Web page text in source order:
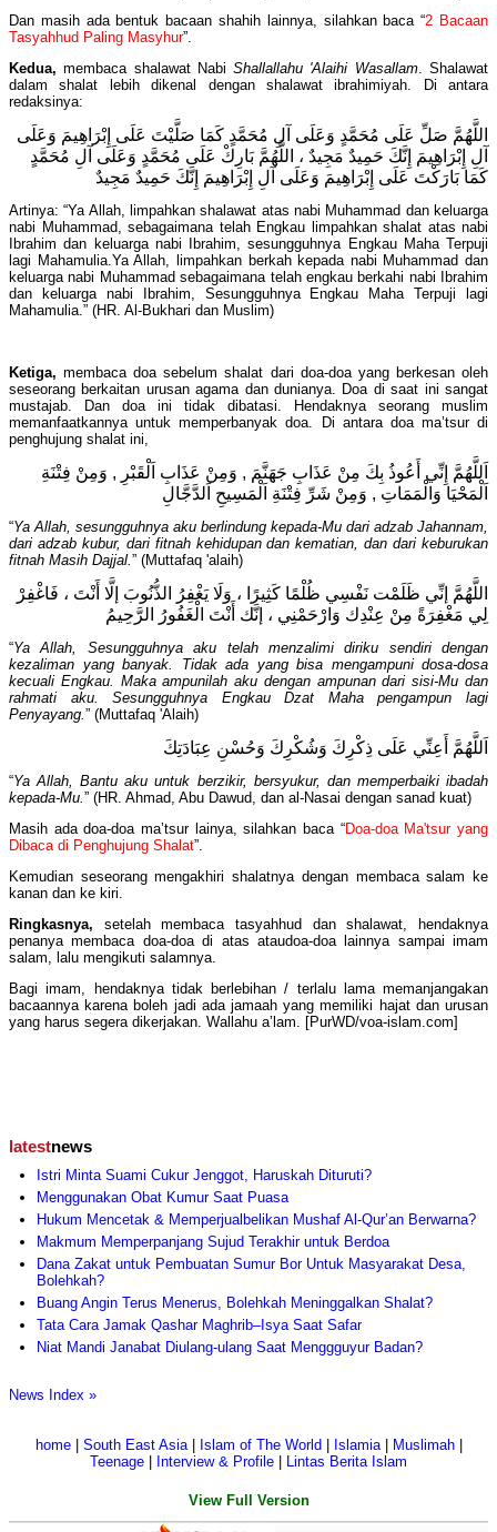
Dan masih ada bentuk bacaan shahih lainnya, silahkan baca “2 Bacaan
Tasyahhud Paling Masyhur”.
Kedua,membaca shalawat NabiShallallahu 'Alaihi Wasallam. Shalawat
dalam shalat lebih dikenal dengan shalawat ibrahimiyah. Di antara
redaksinya:
اللَّهُمَّ صَلِّ عَلَى مُحَمَّدٍ وَعَلَى آلِ مُحَمَّدٍ كَمَا صَلَّيْتَ عَلَى إِبْرَاهِيمَ وَعَلَى
آلِ إِبْرَاهِيمَ إِنَّكَ حَمِيدٌ مَجِيدٌ ، اللَّهُمَّ بَارِكْ عَلَى مُحَمَّدٍ وَعَلَى آلِ مُحَمَّدٍ
كَمَا بَارَكْتَ عَلَى إِبْرَاهِيمَ وَعَلَى آلِ إِبْرَاهِيمَ إِنَّكَ حَمِيدٌ مَجِيدٌ
Artinya: “Ya Allah, limpahkan shalawat atas nabi Muhammad dan keluarga
nabi Muhammad, sebagaimana telah Engkau limpahkan shalat atas nabi
Ibrahim dan keluarga nabi Ibrahim, sesungguhnya Engkau Maha Terpuji
lagi Mahamulia.Ya Allah, limpahkan berkah kepada nabi Muhammad dan
keluarga nabi Muhammad sebagaimana telah engkau berkahi nabi Ibrahim
dan keluarga nabi Ibrahim, Sesungguhnya Engkau Maha Terpuji lagi
Mahamulia.” (HR. Al-Bukhari dan Muslim)
Ketiga, membaca doa sebelum shalat dari doa-doa yang berkesan oleh
seseorang berkaitan urusan agama dan dunianya. Doa di saat ini sangat
mustajab. Dan doa ini tidak dibatasi. Hendaknya seorang muslim
memanfaatkannya untuk memperbanyak doa. Di antara doa ma’tsur di
penghujung shalat ini,
اَللَّهُمَّ إِنِّي أَعُوذُ بِكَ مِنْ عَذَابِ جَهَنَّمَ , وَمِنْ عَذَابِ اَلْقَبْرِ , وَمِنْ فِتْنَةِ
اَلْمَحْيَا وَالْمَمَاتِ , وَمِنْ شَرِّ فِتْنَةِ اَلْمَسِيحِ اَلدَّجَّالِ
“Ya Allah, sesungguhnya aku berlindung kepada-Mu dari adzab Jahannam,
dari adzab kubur, dari fitnah kehidupan dan kematian, dan dari keburukan
fitnah Masih Dajjal.” (Muttafaq 'alaih)
اللَّهُمَّ إنِّي ظَلَمْت نَفْسِي ظُلْمًا كَثِيرًا ، وَلَا يَغْفِرُ الذُّنُوبَ إلَّا أَنْتَ ، فَاغْفِرْ
لِي مَغْفِرَةً مِنْ عِنْدِك وَارْحَمْنِي ، إنَّك أَنْتَ الْغَفُورُ الرَّحِيمُ
“Ya Allah, Sesungguhnya aku telah menzalimi diriku sendiri dengan
kezaliman yang banyak. Tidak ada yang bisa mengampuni dosa-dosa
kecuali Engkau. Maka ampunilah aku dengan ampunan dari sisi-Mu dan
rahmati aku. Sesungguhnya Engkau Dzat Maha pengampun lagi
Penyayang.” (Muttafaq 'Alaih)
اَللَّهُمَّ أَعِنِّي عَلَى ذِكْرِكَ وَشُكْرِكَ وَحُسْنِ عِبَادَتِكَ
“Ya Allah, Bantu aku untuk berzikir, bersyukur, dan memperbaiki ibadah
kepada-Mu.” (HR. Ahmad, Abu Dawud, dan al-Nasai dengan sanad kuat)
Masih ada doa-doa ma’tsur lainya, silahkan baca “Doa-doa Ma'tsur yang
Dibaca di Penghujung Shalat”.
Kemudian seseorang mengakhiri shalatnya dengan membaca salam ke
kanan dan ke kiri.
Ringkasnya, setelah membaca tasyahhud dan shalawat, hendaknya
penanya membaca doa-doa di atas ataudoa-doa lainnya sampai imam
salam, lalu mengikuti salamnya.
Bagi imam, hendaknya tidak berlebihan / terlalu lama memanjangakan
bacaannya karena boleh jadi ada jamaah yang memiliki hajat dan urusan
yang harus segera dikerjakan. Wallahu a’lam. [PurWD/voa-islam.com]
latestnews
Istri Minta Suami Cukur Jenggot, Haruskah Dituruti?
Menggunakan Obat Kumur Saat Puasa
Hukum Mencetak & Memperjualbelikan Mushaf Al-Qur’an Berwarna?
Makmum Memperpanjang Sujud Terakhir untuk Berdoa
Dana Zakat untuk Pembuatan Sumur Bor Untuk Masyarakat Desa,
Bolehkah?
Buang Angin Terus Menerus, Bolehkah Meninggalkan Shalat?
Tata Cara Jamak Qashar Maghrib–Isya Saat Safar
Niat Mandi Janabat Diulang-ulang Saat Menggguyur Badan?
News Index »
home| South East Asia| Islam of The World Islamia| Muslimah|
Teenage
Interview & Profile Lintas Berita Islam
View Full Version